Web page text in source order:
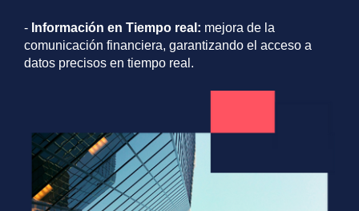
- Información en Tiempo real: mejora de la
comunicación financiera, garantizando el acceso a
datos precisos en tiempo real.